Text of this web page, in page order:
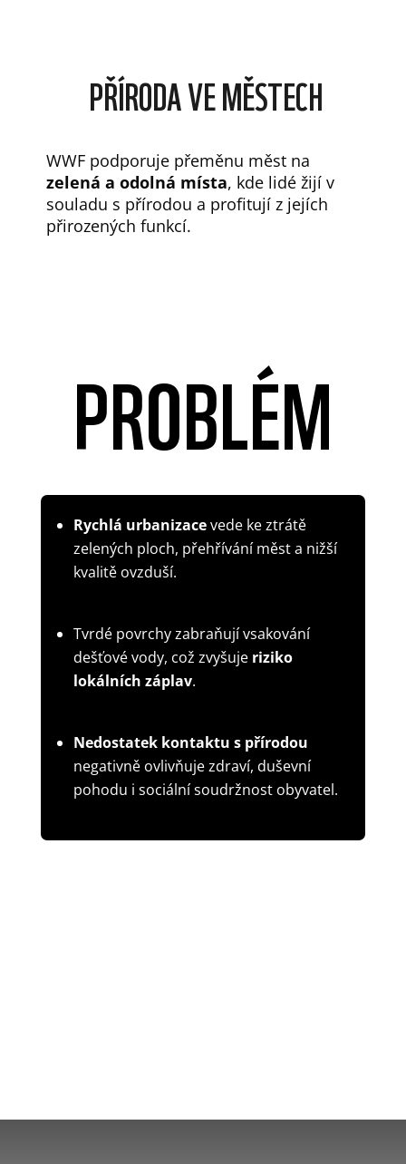
PŘÍRODA VE MĚSTECH
WWF podporuje přeměnu měst na
zelená a odolná místa, kde lidé žijí v
souladu s přírodou a profitují z jejích
přirozených funkcí.
PROBLÉM
Rychlá urbanizacevede ke ztrátě
zelených ploch, přehřívání měst a nižší
kvalitě ovzduší.
Tvrdé povrchy zabraňují vsakování
dešťové vody, což zvyšuje riziko
lokálních záplav.
Nedostatek kontaktu s přírodou
negativně ovlivňuje zdraví, duševní
pohodu i sociální soudržnost obyvatel.